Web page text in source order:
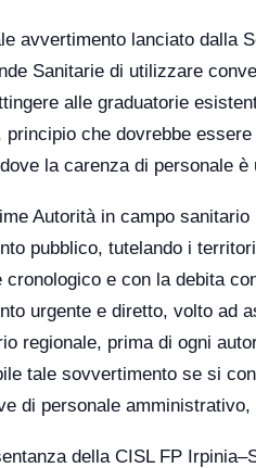
avvertimento lanciato dalla
Sanitarie di utilizzare
alle graduatorie
principio che dovrebbe
la carenza di personale è
Autorità in campo
pubblico, tutelando i
cronologico e con la debita
urgente e diretto, volto ad
regionale, prima di ogni
tale sovvertimento se si
di personale
della CISL FP